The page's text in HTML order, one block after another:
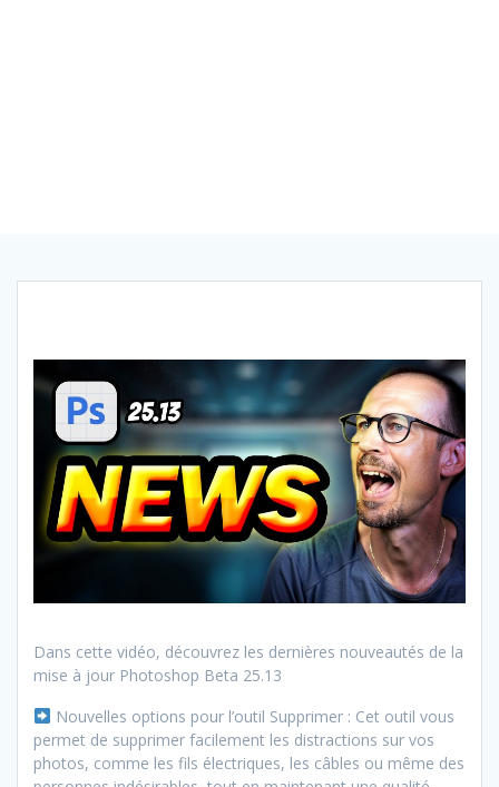
Dans cette vidéo, découvrez les dernières nouveautés de la
mise à jour Photoshop Beta 25.13
Nouvelles options pour l’outil Supprimer : Cet outil vous
permet de supprimer facilement les distractions sur vos
photos, comme les fils électriques, les câbles ou même des